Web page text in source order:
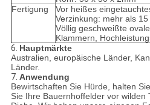
Fertigung
Vor heißes
Verzinkung: mehr als
Völlig geschweißte
Klammern,
6. Hauptmärkte
Australien, europäische Länder,
Länder.
7. Anwendung
Bewirtschaften Sie Hürde, halten
Sie Ihre Bauernhoffelder vor wilden